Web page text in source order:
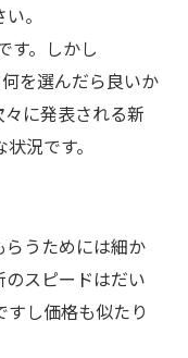
。
す。しかし
を選んだら良いか
に発表される新
況です。
らうためには細か
スピードはだい
し価格も似たり